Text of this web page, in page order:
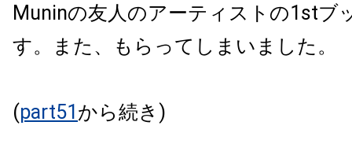
Muninの友人のアーティストの1stブ
す。また、もらってしまいました。
(part51 から続き)